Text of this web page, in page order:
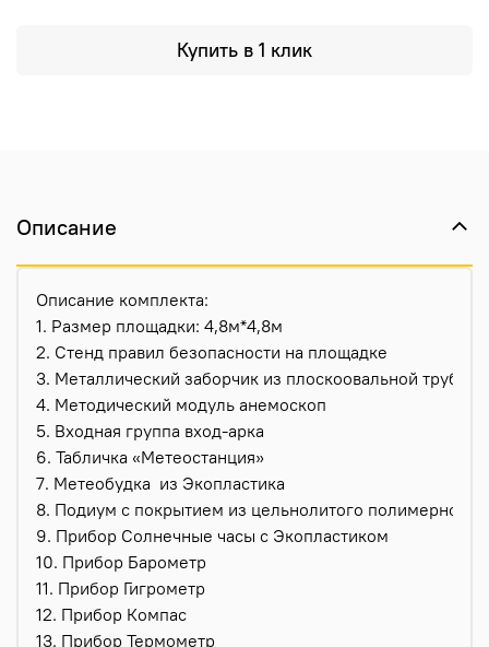
Купить в 1 клик
Описание
Описание комплекта:
1. Размер площадки: 4,8м*4,8м
2. Стенд правил безопасности на площадке
3. Металлический заборчик из плоскоовальной трубы -
4. Методический модуль анемоскоп
5. Входная группа вход-арка
6. Табличка «Метеостанция»
7. Метеобудка из Экопластика
8. Подиум с покрытием из цельнолитого полимерного
9. Прибор Солнечные часы с Экопластиком
10. Прибор Барометр
11. Прибор Гигрометр
12. Прибор Компас
13. Прибор Термометр